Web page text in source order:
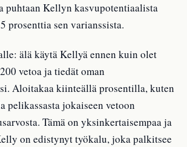
puhtaan Kellyn kasvupotentiaalista
prosenttia sen varianssista.
älä käytä Kellyä ennen kuin olet
vetoa ja tiedät oman
Aloitakaa kiinteällä prosentilla, kuten
pelikassasta jokaiseen vetoon
Tämä on yksinkertaisempaa ja
on edistynyt työkalu, joka palkitsee